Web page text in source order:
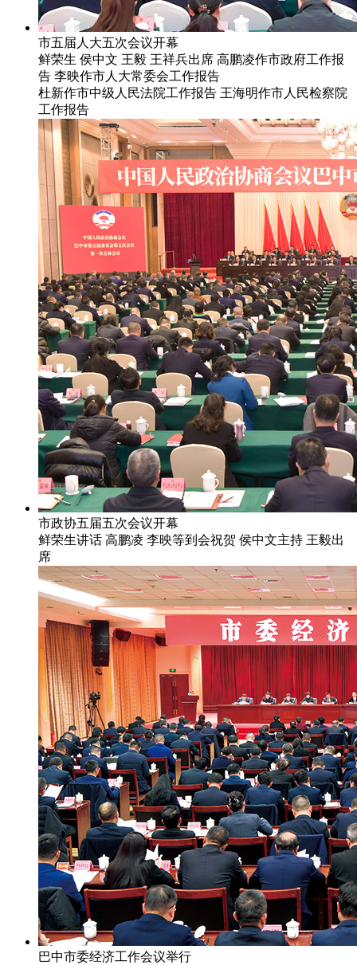
市五届人大五次会议开幕
鲜荣生 侯中文 王毅 王祥兵出席 高鹏凌作市政府工作报
告 李映作市人大常委会工作报告
杜新作市中级人民法院工作报告 王海明作市人民检察院
工作报告
市政协五届五次会议开幕
鲜荣生讲话 高鹏凌 李映等到会祝贺 侯中文主持 王毅出
席
巴中市委经济工作会议举行